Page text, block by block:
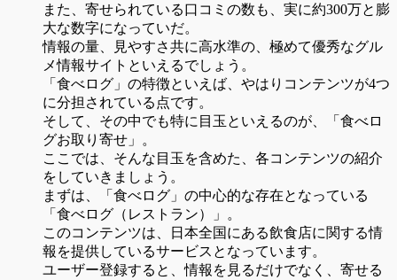
また、寄せられている口コミの数も、実に約300万と膨
大な数字になっていだ。
情報の量、見やすさ共に高水準の、極めて優秀なグル
メ情報サイトといえるでしょう。
「食べログ」の特徴といえば、やはりコンテンツが4つ
に分担されている点です。
そして、その中でも特に目玉といえるのが、「食べロ
グお取り寄せ」。
ここでは、そんな目玉を含めた、各コンテンツの紹介
をしていきましょう。
まずは、「食べログ」の中心的な存在となっている
「食べログ（レストラン）」。
このコンテンツは、日本全国にある飲食店に関する情
報を提供しているサービスとなっています。
ユーザー登録すると、情報を見るだけでなく、寄せる